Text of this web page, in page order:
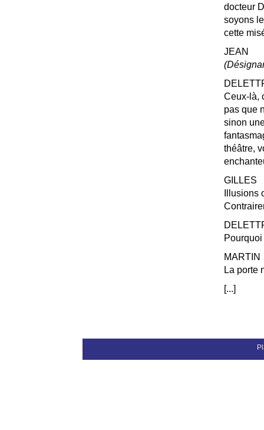
docteur
soyons
cette
JEAN
Ceux-là,
pas que
sinon
théâtre,
GILLES
MARTIN
La porte
[...]